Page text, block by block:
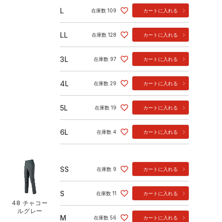
L 在庫数 109 カートに入れる
LL 在庫数 128 カートに入れる
3L 在庫数 97 カートに入れる
4L 在庫数 29 カートに入れる
5L 在庫数 19 カートに入れる
6L 在庫数 4 カートに入れる
48 チャコー
ルグレー
SS 在庫数 9 カートに入れる
S 在庫数 11 カートに入れる
M 在庫数 56 カートに入れる